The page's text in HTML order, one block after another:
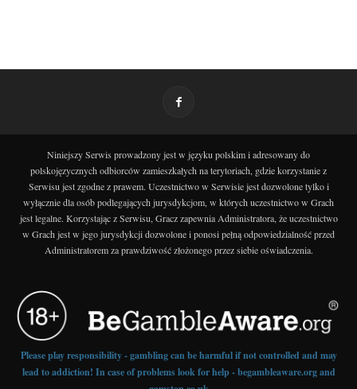
Niniejszy Serwis prowadzony jest w języku polskim i adresowany do
polskojęzycznych odbiorców zamieszkałych na terytoriach, gdzie korzystanie z
Serwisu jest zgodne z prawem. Uczestnictwo w Serwisie jest dozwolone tylko i
wyłącznie dla osób podlegających jurysdykcjom, w których uczestnictwo w Grach
jest legalne. Korzystając z Serwisu, Gracz zapewnia Administratora, że uczestnictwo
w Grach jest w jego jurysdykcji dozwolone i ponosi pełną odpowiedzialność przed
Administratorem za prawdziwość złożonego przez siebie oświadczenia.
Please play responsibility - gambling can be harmful if not controlled and may
lead to addiction! In case of problems look for help - begambleaware.org and